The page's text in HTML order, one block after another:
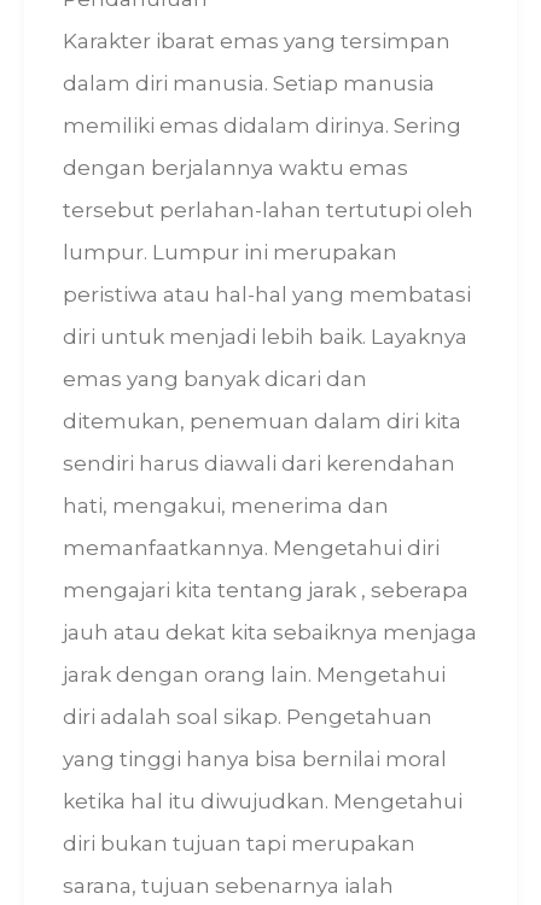
Karakter ibarat emas yang tersimpan
dalam diri manusia. Setiap manusia
memiliki emas didalam dirinya. Sering
dengan berjalannya waktu emas
tersebut perlahan-lahan tertutupi oleh
lumpur. Lumpur ini merupakan
peristiwa atau hal-hal yang membatasi
diri untuk menjadi lebih baik. Layaknya
emas yang banyak dicari dan
ditemukan, penemuan dalam diri kita
sendiri harus diawali dari kerendahan
hati, mengakui, menerima dan
memanfaatkannya. Mengetahui diri
mengajari kita tentang jarak , seberapa
jauh atau dekat kita sebaiknya menjaga
jarak dengan orang lain. Mengetahui
diri adalah soal sikap. Pengetahuan
yang tinggi hanya bisa bernilai moral
ketika hal itu diwujudkan. Mengetahui
diri bukan tujuan tapi merupakan
sarana, tujuan sebenarnya ialah